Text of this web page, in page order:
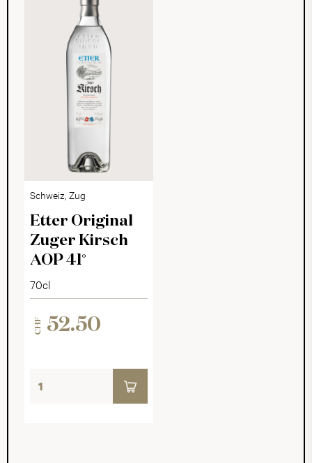
Schweiz, Zug
Etter Original
Zuger Kirsch
AOP 41°
70cl
CHF 52.50